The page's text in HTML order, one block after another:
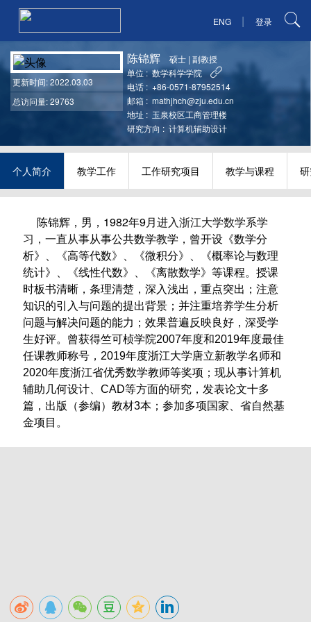
ENG | 登录
更新时间: 2022.03.03
总访问量: 29763
陈锦辉 硕士 |副教授
单位 : 数学科学学院
电话 : +86-0571-87952514
邮箱 : mathjhch@zju.edu.cn
地址 : 玉泉校区工商管理楼
研究方向 : 计算机辅助设计
个人简介 教学工作 工作研究项目 教学与课程
陈锦辉，男，1982年9月进入浙江大学数学系学
习，一直从事从事公共数学教学，曾开设《数学分
析》、《高等代数》、《微积分》、《概率论与数理
统计》、《线性代数》、《离散数学》等课程。授课
时板书清晰，条理清楚，深入浅出，重点突出；注意
知识的引入与问题的提出背景；并注重培养学生分析
问题与解决问题的能力；效果普遍反映良好，深受学
生好评。曾获得竺可桢学院2007年度和2019年度最佳
任课教师称号，2019年度浙江大学唐立新教学名师和
2020年度浙江省优秀数学教师等奖项；现从事计算机
辅助几何设计、CAD等方面的研究，发表论文十多
篇，出版（参编）教材3本；参加多项国家、省自然基
金项目。